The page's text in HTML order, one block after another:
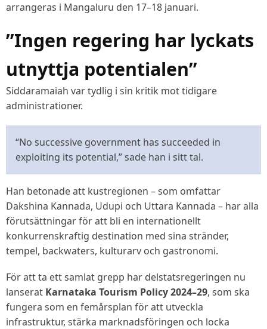
arrangeras i Mangaluru den 17–18 januari.
”Ingen regering har lyckats
utnyttja potentialen”
Siddaramaiah var tydlig i sin kritik mot tidigare
administrationer.
“No successive government has succeeded in
exploiting its potential,” sade han i sitt tal.
Han betonade att kustregionen – som omfattar
Dakshina Kannada, Udupi och Uttara Kannada – har alla
förutsättningar för att bli en internationellt
konkurrenskraftig destination med sina stränder,
tempel, backwaters, kulturarv och gastronomi.
För att ta ett samlat grepp har delstatsregeringen nu
lanserat Karnataka Tourism Policy 2024–29, som ska
fungera som en femårsplan för att utveckla
infrastruktur, stärka marknadsföringen och locka